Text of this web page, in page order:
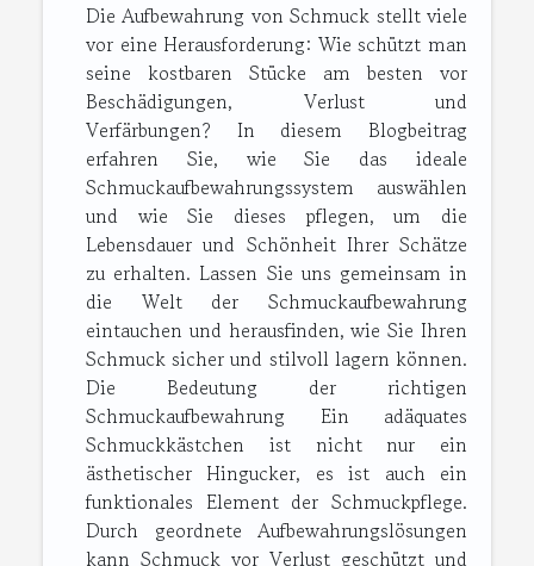
Die Aufbewahrung von Schmuck stellt viele
vor eine Herausforderung: Wie schützt man
seine kostbaren Stücke am besten vor
Beschädigungen, Verlust und
Verfärbungen? In diesem Blogbeitrag
erfahren Sie, wie Sie das ideale
Schmuckaufbewahrungssystem auswählen
und wie Sie dieses pflegen, um die
Lebensdauer und Schönheit Ihrer Schätze
zu erhalten. Lassen Sie uns gemeinsam in
die Welt der Schmuckaufbewahrung
eintauchen und herausfinden, wie Sie Ihren
Schmuck sicher und stilvoll lagern können.
Die Bedeutung der richtigen
Schmuckaufbewahrung Ein adäquates
Schmuckkästchen ist nicht nur ein
ästhetischer Hingucker, es ist auch ein
funktionales Element der Schmuckpflege.
Durch geordnete Aufbewahrungslösungen
kann Schmuck vor Verlust geschützt und